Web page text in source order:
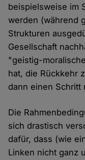
beispielsweise im
werden (während
Strukturen
Gesellschaft
"geistig-
hat, die Rückkehr
dann einen Schritt
Die
sich drastisch
dafür, dass (wie
Linken nicht ganz